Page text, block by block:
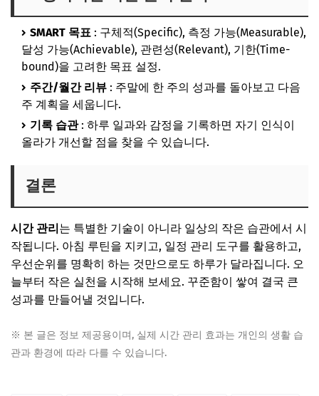
SMART 목표 : 구체적(Specific), 측정 가능(Measurable),
달성 가능(Achievable), 관련성(Relevant), 기한(Time-
bound)을 고려한 목표 설정.
주간/월간 리뷰 : 주말에 한 주의 성과를 돌아보고 다음
주 계획을 세웁니다.
기록 습관: 하루 일과와 감정을 기록하면 자기 인식이
올라가 개선할 점을 찾을 수 있습니다.
결론
시간 관리는 특별한 기술이 아니라 일상의 작은 습관에서 시
작됩니다. 아침 루틴을 지키고, 일정 관리 도구를 활용하고,
우선순위를 명확히 하는 것만으로도 하루가 달라집니다. 오
늘부터 작은 실천을 시작해 보세요. 꾸준함이 쌓여 결국 큰
성과를 만들어낼 것입니다.
※ 본 글은 정보 제공용이며, 실제 시간 관리 효과는 개인의 생활 습
관과 환경에 따라 다를 수 있습니다.